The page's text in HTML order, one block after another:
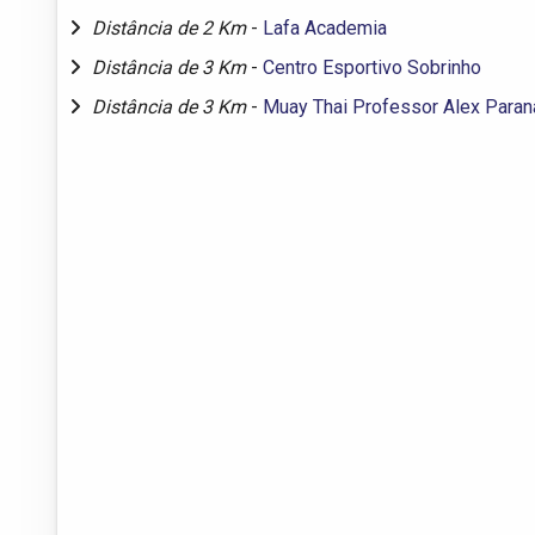
Distância de 2 Km - Lafa Academia
Distância de 3 Km - Centro Esportivo Sobrinho
Distância de 3 Km - Muay Thai Professor Alex